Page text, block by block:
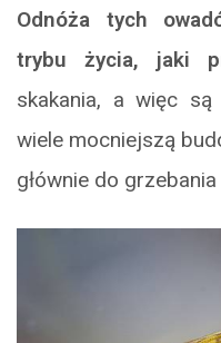
Odnóża tych
trybu życia, jaki
skakania, a więc
wiele mocniejszą
głównie do